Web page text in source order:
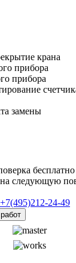
крана
прибора
прибора
замены
бесплатно
следующую
+7(495)212-24-49